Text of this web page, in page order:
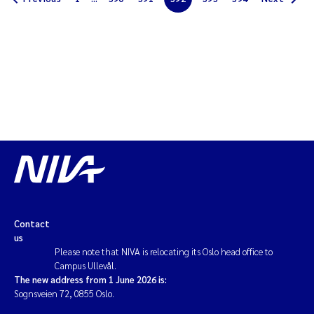
Solrun Figenschau Skjellum
Andreas Ballot
Contact
us
Please note that NIVA is relocating its Oslo head office to
Campus Ullevål.
The new address from 1 June 2026 is:
Sognsveien 72, 0855 Oslo.